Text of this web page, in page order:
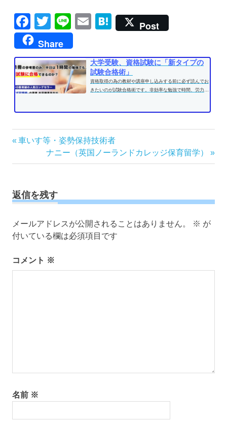
Facebook
TwitterLineEmailHatena
Post
Share
大学受験、資格試験に「新タイプの
試験合格術」
資格取得の為の教材や講座申し込みする前に必ず読んでお
きたいのが試験合格術です。非効率な勉強で時間、労力を
投
ナ
ゲ
シ
ョ
前
記
車いす等・姿勢保持技術者
次
の
事:
ナニー（英国ノーランドカレッジ保育留学）
返信を残す
メールアドレスが公開されることはありません。 ※ が
付いている欄は必須項目です
コメント ※
名前 ※